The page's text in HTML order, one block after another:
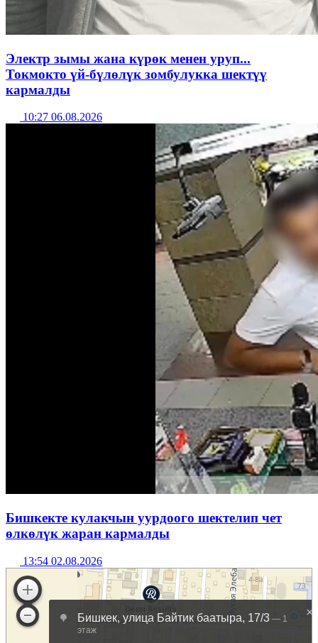
Электр зымы жана күрөк менен уруп...
Токмокто үй-бүлөлүк зомбулукка шектүү
кармалды
10:27 06.08.2026
Бишкекте кулакчын уурдоого шектелип чет
өлкөлүк жаран кармалды
13:54 02.08.2026